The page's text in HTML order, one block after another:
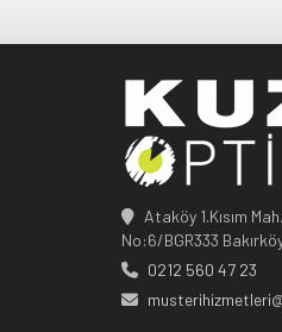
Ataköy 1.Kısım
No:6/BGR333
0212 560 47 23